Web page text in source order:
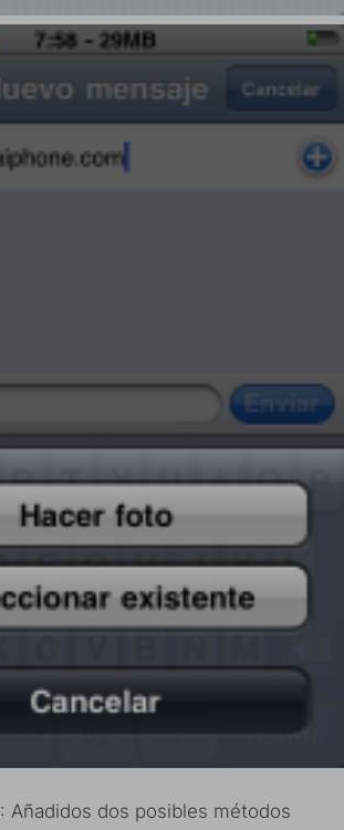
: Añadidos dos posibles métodos